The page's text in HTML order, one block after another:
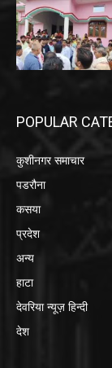
POPULAR
कुशीनगर समाचार
पडरौना
कसया
प्रदेश
अन्य
हाटा
देवरिया न्यूज़ हिन्दी
देश